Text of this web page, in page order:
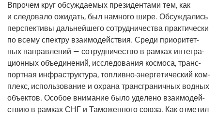
Впро­чем круг обсуж­да­е­мых пре­зи­ден­та­ми тем, как
и сле­до­ва­ло ожи­дать, был намно­го шире. Обсуж­да­лись
пер­спек­ти­вы даль­ней­ше­го сотруд­ни­че­ства прак­ти­че­ски
по все­му спек­тру вза­и­мо­дей­ствия. Сре­ди при­о­ри­тет­
ных направ­ле­ний — сотруд­ни­че­ство в рам­ках инте­гра­
ци­он­ных объ­еди­не­ний, иссле­до­ва­ния кос­мо­са, транс­
порт­ная инфра­струк­ту­ра, топ­лив­но-энер­ге­ти­че­ский ком­
плекс, исполь­зо­ва­ние и охра­на транс­гра­нич­ных вод­ных
объ­ек­тов. Осо­бое вни­ма­ние было уде­ле­но вза­и­мо­дей­
ствию в рам­ках СНГ и Тамо­жен­но­го сою­за. Как отме­тил